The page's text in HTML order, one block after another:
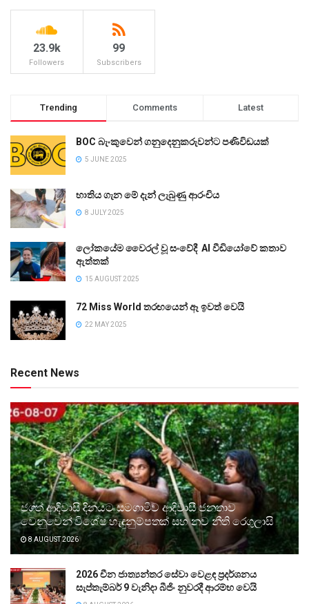
23.9k
Followers
99
Subscribers
Trending Comments Latest
BOC බැංකුවෙන් ගනුදෙනුකරුවන්ට පණිවිඩයක්
5 JUNE 2025
භාතිය ගැන මේ දැන් ලැබුණු ආරංචිය
8 JULY 2025
ලෝකයේම වෛරල් වූ සංවේදී AI වීඩියෝවේ කතාව
ඇත්තක්
15 AUGUST 2025
72 Miss World තරඟයෙන් ඈ ඉවත් වෙයි
22 MAY 2025
Recent News
ජගත් ආදිවාසි දිනයට සමගාමීව ආදිවාසී ජනතාව
වෙනුවෙන් විශේෂ හැඳුනුම්පතක් සහ නව නීති රෙගුලාසි
8 AUGUST 2026
2026 චීන ජාත්‍යන්තර සේවා වෙළඳ ප්‍රදර්ශනය
සැප්තැම්බර් 9 වැනිදා බීජිං නුවරදී ආරම්භ වෙයි